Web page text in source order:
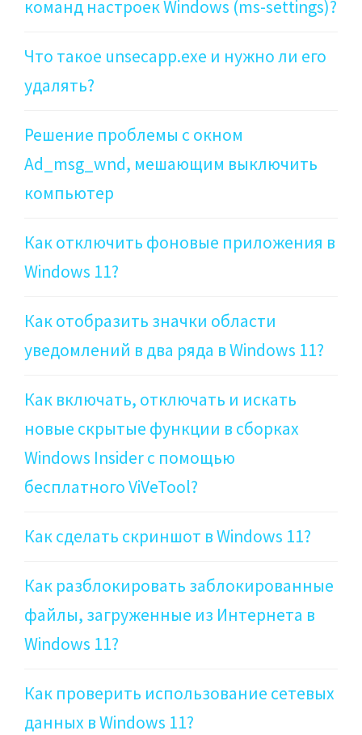
команд настроек Windows (ms-settings)?
Что такое unsecapp.exe и нужно ли его
удалять?
Решение проблемы с окном
Ad_msg_wnd, мешающим выключить
компьютер
Как отключить фоновые приложения в
Windows 11?
Как отобразить значки области
уведомлений в два ряда в Windows 11?
Как включать, отключать и искать
новые скрытые функции в сборках
Windows Insider с помощью
бесплатного ViVeTool?
Как сделать скриншот в Windows 11?
Как разблокировать заблокированные
файлы, загруженные из Интернета в
Windows 11?
Как проверить использование сетевых
данных в Windows 11?